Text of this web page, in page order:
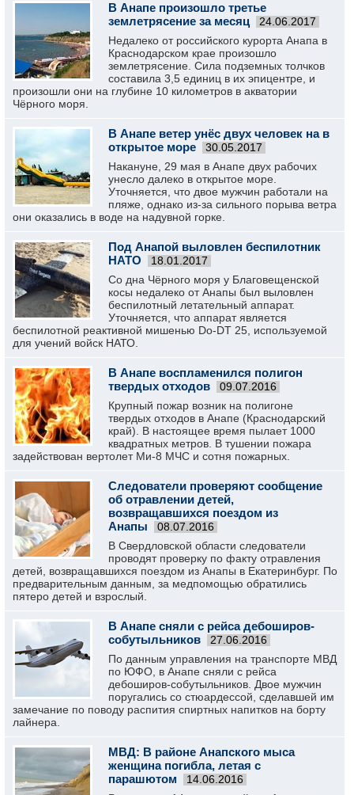
В Анапе произошло третье
землетрясение за месяц
24.06.2017
Недалеко от российского курорта Анапа в
Краснодарском крае произошло
землетрясение. Сила подземных толчков
составила 3,5 единиц в их эпицентре, и
произошли они на глубине 10 километров в акватории
Чёрного моря.
В Анапе ветер унёс двух человек на в
открытое море
30.05.2017
Накануне, 29 мая в Анапе двух рабочих
унесло далеко в открытое море.
Уточняется, что двое мужчин работали на
пляже, однако из-за сильного порыва ветра
они оказались в воде на надувной горке.
Под Анапой выловлен беспилотник
НАТО
18.01.2017
Со дна Чёрного моря у Благовещенской
косы недалеко от Анапы был выловлен
беспилотный летательный аппарат.
Уточняется, что аппарат является
беспилотной реактивной мишенью Do-DT 25, используемой
для учений войск НАТО.
В Анапе воспламенился полигон
твердых отходов
09.07.2016
Крупный пожар возник на полигоне
твердых отходов в Анапе (Краснодарский
край). В настоящее время пылает 1000
квадратных метров. В тушении пожара
задействован вертолет Ми-8 МЧС и сотня пожарных.
Следователи проверяют сообщение
об отравлении детей,
возвращавшихся поездом из
Анапы
08.07.2016
В Свердловской области следователи
проводят проверку по факту отравления
детей, возвращавшихся поездом из Анапы в Екатеринбург. По
предварительным данным, за медпомощью обратились
пятеро детей и взрослый.
В Анапе сняли с рейса дебоширов-
собутыльников
27.06.2016
По данным управления на транспорте МВД
по ЮФО, в Анапе сняли с рейса
дебоширов-собутыльников. Двое мужчин
поругались со стюардессой, сделавшей им
замечание по поводу распития спиртных напитков на борту
лайнера.
МВД: В районе Анапского мыса
женщина погибла, летая с
парашютом
14.06.2016